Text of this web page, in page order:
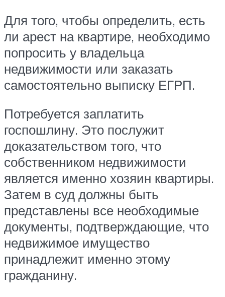
Для того, чтобы определить, есть
ли арест на квартире, необходимо
попросить у владельца
недвижимости или заказать
самостоятельно выписку ЕГРП.
Потребуется заплатить
госпошлину. Это послужит
доказательством того, что
собственником недвижимости
является именно хозяин квартиры.
Затем в суд должны быть
представлены все необходимые
документы, подтверждающие, что
недвижимое имущество
принадлежит именно этому
гражданину.